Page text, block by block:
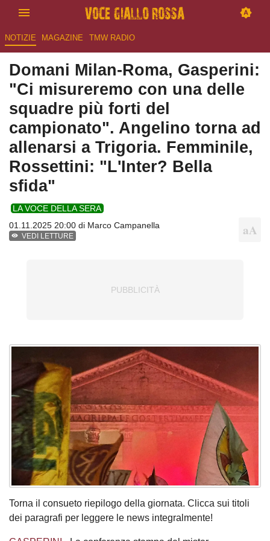
NOTIZIE MAGAZINE TMW RADIO
Domani Milan-Roma, Gasperini:
"Ci misureremo con una delle
squadre più forti del
campionato". Angelino torna ad
allenarsi a Trigoria. Femminile,
Rossettini: "L'Inter? Bella
sfida"
LA VOCE DELLA SERA
01.11.2025 20:00 di Marco Campanella
VEDI LETTURE
Torna il consueto riepilogo della giornata. Clicca sui titoli
dei paragrafi per leggere le news integralmente!